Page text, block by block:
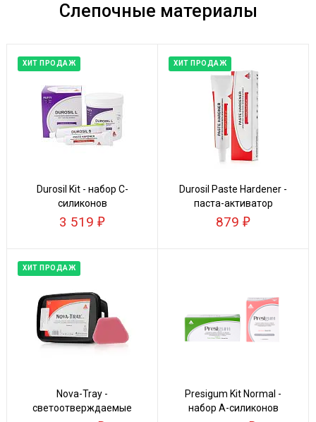
Слепочные материалы
ХИТ ПРОДАЖ
Durosil Kit - набор C-
силиконов
3 519
ХИТ ПРОДАЖ
Durosil Paste Hardener -
паста-активатор
879
ХИТ ПРОДАЖ
Nova-Tray -
светоотверждаемые
Presigum Kit Normal -
набор А-силиконов